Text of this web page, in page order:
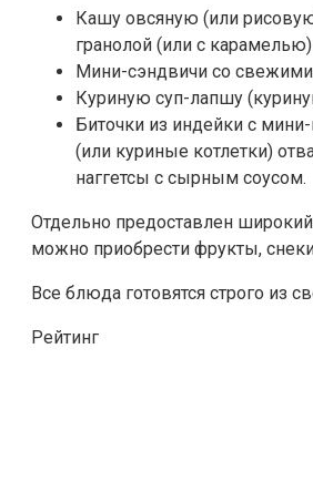
Кашу овсяную (или
гранолой (или с
Мини-сэндвичи со
Куриную суп-лапшу
Биточки из индейки с
(или куриные котлетки)
наггетсы с сырным соусом.
Отдельно предоставлен
можно приобрести фрукты,
Все блюда готовятся строго из
Рейтинг